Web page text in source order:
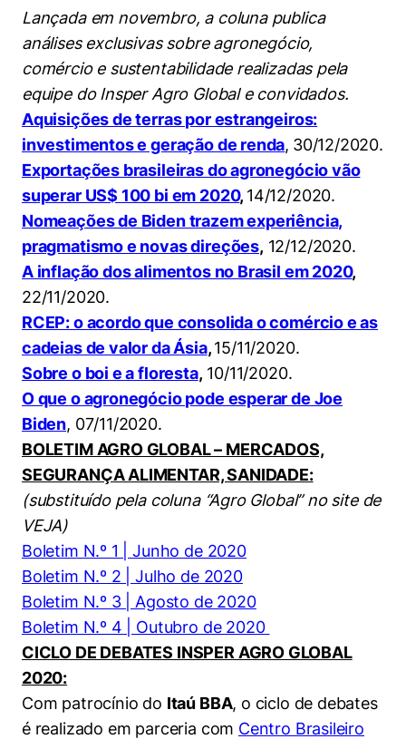
Lançada em novembro, a coluna publica
análises exclusivas sobre agronegócio,
comércio e sustentabilidade realizadas pela
equipe do Insper Agro Global e convidados.
Aquisições de terras por estrangeiros:
investimentos e geração de renda, 30/12/2020.
Exportações brasileiras do agronegócio vão
superar US$ 100 bi em 2020, 14/12/2020.
Nomeações de Biden trazem experiência,
pragmatismo e novas direções, 12/12/2020.
A inflação dos alimentos no Brasil em 2020,
22/11/2020.
RCEP: o acordo que consolida o comércio e as
cadeias de valor da Ásia,15/11/2020.
Sobre o boi e a floresta, 10/11/2020.
O que o agronegócio pode esperar de Joe
Biden, 07/11/2020.
BOLETIM AGRO GLOBAL – MERCADOS,
SEGURANÇA ALIMENTAR, SANIDADE:
(substituído pela coluna “Agro Global” no site de
VEJA)
Boletim N.º 1 | Junho de 2020
Boletim N.º 2 | Julho de 2020
Boletim N.º 3 | Agosto de 2020
Boletim N.º 4 | Outubro de 2020
CICLO DE DEBATES INSPER AGRO GLOBAL
2020:
Com patrocínio do Itaú BBA, o ciclo de debates
é realizado em parceria com Centro Brasileiro
Cookies estritamente necessários
Cookies de preferências de usuário